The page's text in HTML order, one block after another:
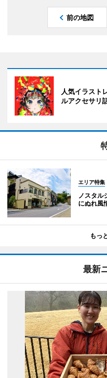
前の地図
人気イラスト
ルアクセサリ
エリア特集
ノスタル
にぬれ風
もっ
最新